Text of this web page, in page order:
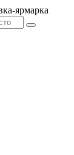
ярмарка